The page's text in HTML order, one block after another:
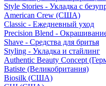
Style Stories - Укладка с
American Crew (США)
Classic - Ежедневный уход
Precision Blend -
Shave - Средства для бритья
Styling - Укладка и стайлинг
Authentic Beauty Concept
Batiste (Великобритания)
Biosilk (США)